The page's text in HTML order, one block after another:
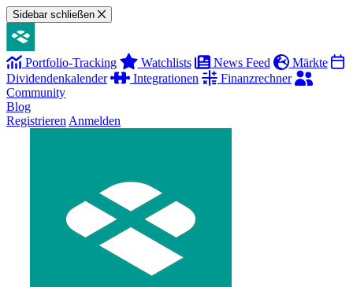
Sidebar schließen
Portfolio-Tracking Watchlists News Feed
Märkte
Dividendenkalender
Integrationen
Finanzrechner
Community
Blog
Registrieren Anmelden